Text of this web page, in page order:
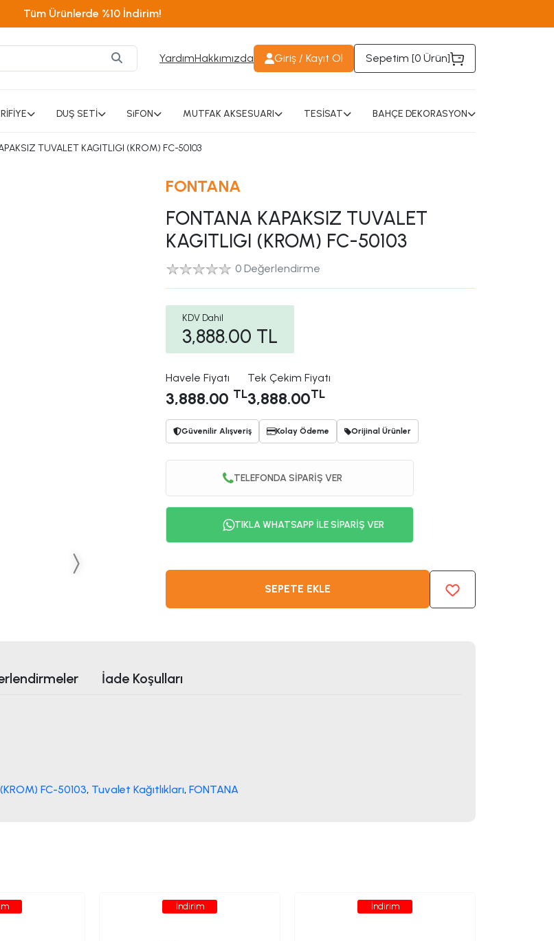
Tüm Ürünlerde %10 İndirim!
YardımHakkımızda Giriş / Kayıt Ol Sepetim [0 Ürün]
DUŞ SETİ SiFON MUTFAK AKSESUARI TESİSAT BAHÇE DEKORASYON
TUVALET KAGITLIGI (KROM) FC-50103
FONTANA
FONTANA KAPAKSIZ TUVALET
KAGITLIGI (KROM) FC-50103
0 Değerlendirme
KDV Dahil
3,888.00 TL
Havele Fiyatı
3,888.00 TL
Tek Çekim Fiyatı
3,888.00TL
Güvenilir Alışveriş Kolay Ödeme Orijinal Ürünler
TELEFONDA SİPARİŞ VER
TIKLA WHATSAPP İLE SİPARİŞ VER
SEPETE EKLE
İade Koşulları
FC-50103, Tuvalet Kağıtlıkları, FONTANA
İndirim İndirim